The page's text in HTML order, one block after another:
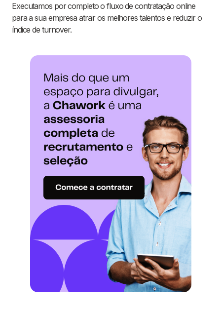
Executamos por completo o fluxo de contratação online
para a sua empresa atrair os melhores talentos e reduzir o
índice de turnover.